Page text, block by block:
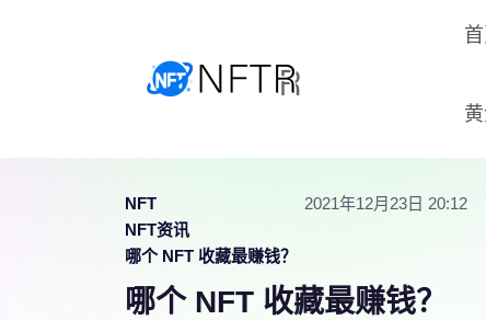
NFT
NFT资讯
哪个 NFT 收藏最赚钱？
2021年12月23日 20:12
哪个 NFT 收藏最赚钱？